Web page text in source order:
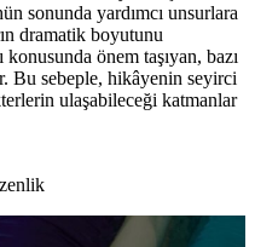
sonunda yardımcı unsurlara
dramatik boyutunu
önem taşıyan, bazı
Bu sebeple, hikâyenin seyirci
ulaşabileceği katmanlar